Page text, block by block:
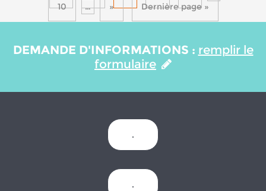
10
… » Dernière page »
DEMANDE D'INFORMATIONS : remplir le
formulaire
.
.